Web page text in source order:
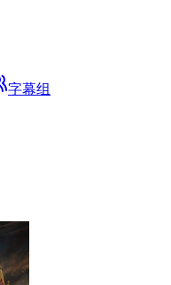
字幕组